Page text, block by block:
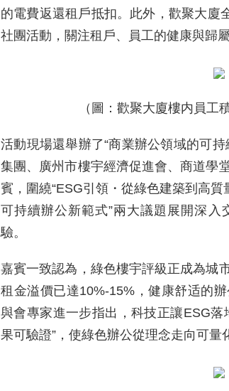
的電費返還租戶抵扣。此外，歡聚大廈
社團活動，關注租戶、員工的健康與歸屬
（圖：歡聚大廈樓内員工
活動現場還舉辦了“商業辦公領域的可
集團、廣州市樓宇經濟促進會、商道學
賓，圍繞“ESG引領・從綠色建築到高
可持續辦公新範式”兩大議題展開深
驗。
嘉賓一致認為，綠色樓宇評級正成為城
租金溢價已達10%-15%，健康舒适的
與會專家進一步指出，科技正讓ESG
果可驗證”，使綠色辦公從理念走向可量